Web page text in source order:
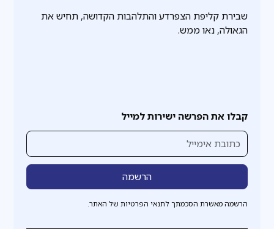
קבלו את הפרשה ישירות למייל
הרשמה מאשרת הסכמתך לתנאי הפרטיות של האתר.
שבירת קליפת הצפרדע והתלהבות הקדושה, תחיש את
הגאולה, נאו ממש.